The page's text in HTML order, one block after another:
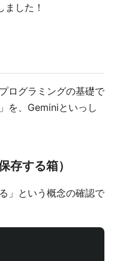
した！
ログラミングの基礎で
を、Geminiといっし
存する箱）
」という概念の確認で